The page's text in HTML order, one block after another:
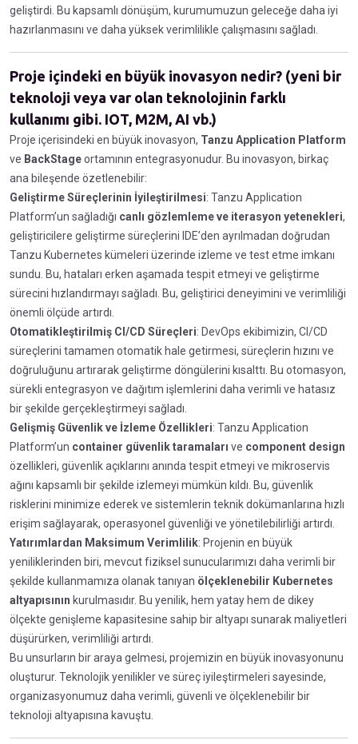
geliştirdi. Bu kapsamlı dönüşüm, kurumumuzun geleceğe daha iyi
hazırlanmasını ve daha yüksek verimlilikle çalışmasını sağladı.
Proje içindeki en büyük inovasyon nedir? (yeni bir
teknoloji veya var olan teknolojinin farklı
kullanımı gibi. IOT, M2M, AI vb.)
Proje içerisindeki en büyük inovasyon, Tanzu Application Platform
ve BackStageortamının entegrasyonudur. Bu inovasyon, birkaç
ana bileşende özetlenebilir:
Geliştirme Süreçlerinin İyileştirilmesi: Tanzu Application
Platform’un sağladığı canlı gözlemleme ve iterasyon yetenekleri,
geliştiricilere geliştirme süreçlerini IDE’den ayrılmadan doğrudan
Tanzu Kubernetes kümeleri üzerinde izleme ve test etme imkanı
sundu. Bu, hataları erken aşamada tespit etmeyi ve geliştirme
sürecini hızlandırmayı sağladı. Bu, geliştirici deneyimini ve verimliliği
önemli ölçüde artırdı.
Otomatikleştirilmiş CI/CD Süreçleri: DevOps ekibimizin, CI/CD
süreçlerini tamamen otomatik hale getirmesi, süreçlerin hızını ve
doğruluğunu artırarak geliştirme döngülerini kısalttı. Bu otomasyon,
sürekli entegrasyon ve dağıtım işlemlerini daha verimli ve hatasız
bir şekilde gerçekleştirmeyi sağladı.
Gelişmiş Güvenlik ve İzleme Özellikleri: Tanzu Application
Platform’un container güvenlik taramaları ve component design
özellikleri, güvenlik açıklarını anında tespit etmeyi ve mikroservis
ağını kapsamlı bir şekilde izlemeyi mümkün kıldı. Bu, güvenlik
risklerini minimize ederek ve sistemlerin teknik dokümanlarına hızlı
erişim sağlayarak, operasyonel güvenliği ve yönetilebilirliği artırdı.
Yatırımlardan Maksimum Verimlilik: Projenin en büyük
yeniliklerinden biri, mevcut fiziksel sunucularımızı daha verimli bir
şekilde kullanmamıza olanak tanıyan ölçeklenebilir Kubernetes
altyapısının kurulmasıdır. Bu yenilik, hem yatay hem de dikey
ölçekte genişleme kapasitesine sahip bir altyapı sunarak maliyetleri
düşürürken, verimliliği artırdı.
Bu unsurların bir araya gelmesi, projemizin en büyük inovasyonunu
oluşturur. Teknolojik yenilikler ve süreç iyileştirmeleri sayesinde,
organizasyonumuz daha verimli, güvenli ve ölçeklenebilir bir
teknoloji altyapısına kavuştu.